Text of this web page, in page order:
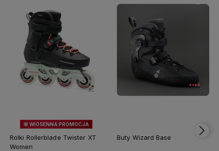
🌸 WIOSENNA PROMOCJA
Rolki Rollerblade Twister XT
Women
Buty Wizard Base